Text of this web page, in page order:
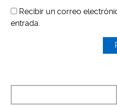
Recibir un correo
entrada.